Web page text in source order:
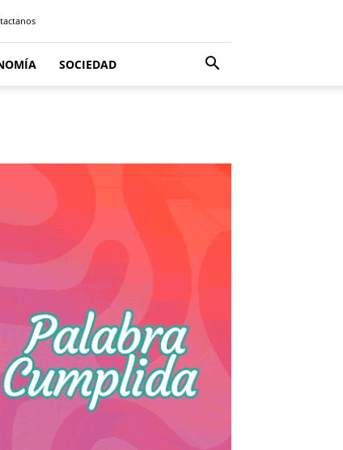
SOCIEDAD